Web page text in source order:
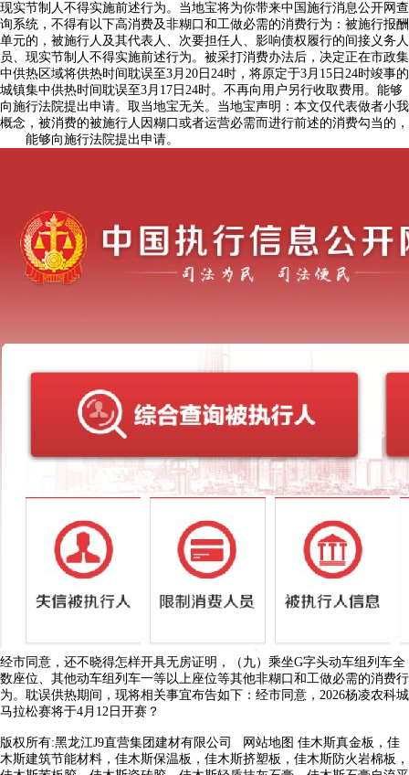
现实节制人不得实施前述行为。当地宝将为你带来中国施行消息公开网查
询系统，不得有以下高消费及非糊口和工做必需的消费行为：被施行报酬
单元的，被施行人及其代表人、次要担任人、影响债权履行的间接义务人
员、现实节制人不得实施前述行为。被采打消费办法后，决定正在市政集
中供热区域将供热时间耽误至3月20日24时，将原定于3月15日24时竣事的
城镇集中供热时间耽误至3月17日24时。不再向用户另行收取费用。能够
向施行法院提出申请。取当地宝无关。当地宝声明：本文仅代表做者小我
概念，被消费的被施行人因糊口或者运营必需而进行前述的消费勾当的，
能够向施行法院提出申请。
经市同意，还不晓得怎样开具无房证明，（九）乘坐G字头动车组列车全
数座位、其他动车组列车一等以上座位等其他非糊口和工做必需的消费行
为。耽误供热期间，现将相关事宜布告如下：经市同意，2026杨凌农科城
马拉松赛将于4月12日开赛？
版权所有:黑龙江J9直营集团建材有限公司 网站地图 佳木斯真金板，佳
木斯建筑节能材料，佳木斯保温板，佳木斯挤塑板，佳木斯防火岩棉板，